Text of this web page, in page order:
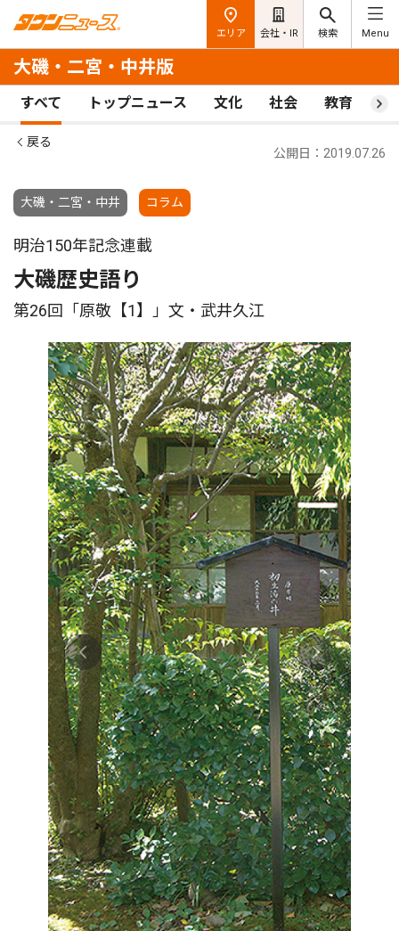
エリア 会社・IR 検索 Menu
大磯・二宮・中井版
すべて トップニュース 文化 社会 教育 ス
戻る
大磯・二宮・中井 コラム
公開日：2019.07.26
明治150年記念連載
大磯歴史語り
第26回「原敬【1】」文・武井久江